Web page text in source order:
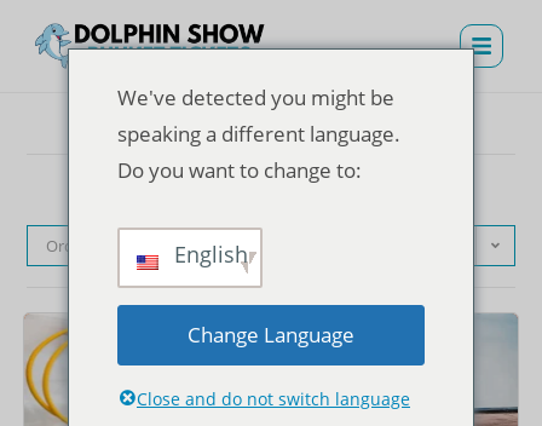
Ordenação padrão
We've detected you might be
speaking a different language.
Do you want to change to:
English
Change Language
Close and do not switch language